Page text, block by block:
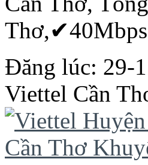
Thơ
Đăng lúc: 29-
Viettel Cần